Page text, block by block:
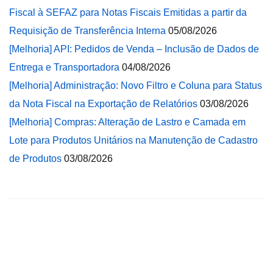
Fiscal à SEFAZ para Notas Fiscais Emitidas a partir da
Requisição de Transferência Interna 05/08/2026
[Melhoria] API: Pedidos de Venda – Inclusão de Dados de
Entrega e Transportadora 04/08/2026
[Melhoria] Administração: Novo Filtro e Coluna para Status
da Nota Fiscal na Exportação de Relatórios 03/08/2026
[Melhoria] Compras: Alteração de Lastro e Camada em
Lote para Produtos Unitários na Manutenção de Cadastro
de Produtos 03/08/2026